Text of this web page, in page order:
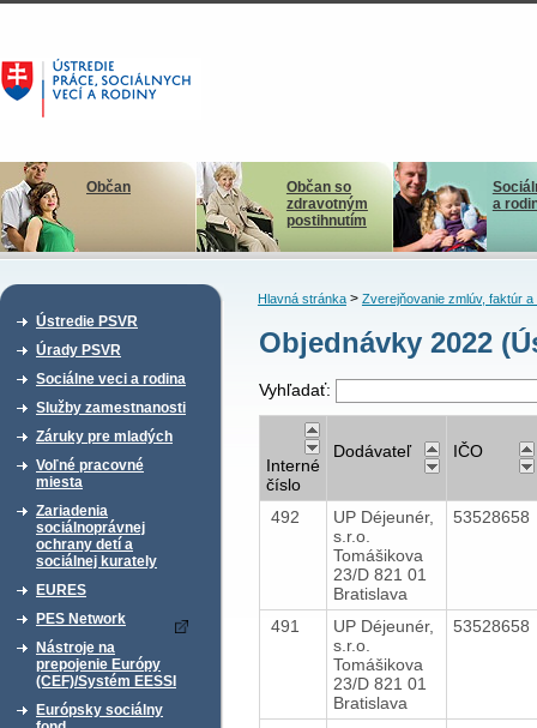
Občan
Občan so
zdravotným
postihnutím
a
Ústredie PSVR
Úrady PSVR
Sociálne veci a rodina
Služby zamestnanosti
Záruky pre mladých
Voľné pracovné
miesta
Zariadenia
sociálnoprávnej
ochrany detí a
sociálnej kurately
EURES
PES Network
Nástroje na
prepojenie Európy
(CEF)/Systém EESSI
Európsky sociálny
Hlavná stránka> Zverejňovanie zmlúv, faktúr a
Objednávky 2022
Vyhľadať:
Interné
číslo
Dodávateľ IČO
492
UP Déjeunér,
s.r.o.
Tomášikova
23/D 821 01
Bratislava
53528658
491
UP Déjeunér,
s.r.o.
Tomášikova
23/D 821 01
Bratislava
53528658